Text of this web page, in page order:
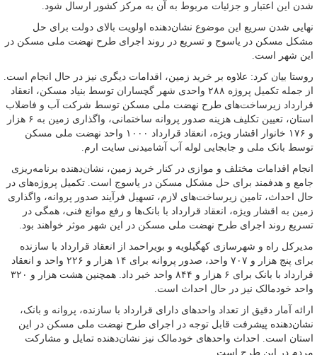
شدن این اعتبار و جزئیات مربوط به آن به مرکز کشور ارسال شود.
نهایی شدن سریع این موضوع نشان‌دهنده اولویت بالای دولت برای حل
مشکل مسکن در یاسوج و تسریع در روند اجرای طرح نهضت ملی مسکن در
این شهر است.
روستا بیان کرد: علاوه بر خرید زمین، اقدامات دیگری نیز در حال انجام است.
از جمله تکمیل پروژه ۲۸۸ واحدی شهر گچساران توسط بنیاد مسکن، انعقاد
قرارداد زیرساخت‌های طرح نهضت ملی مسکن توسط شرکت آب و فاضلاب
استان، تعیین تکلیف هزینه صدور پروانه ساختمانی، واگذاری زمین به ۶ هزار
و ۱۷۶ خانوار اقشار ویژه، انعقاد قرارداد ۱۰۰۰ واحد نهضت ملی مسکن
توسط بانک ملی و جابجایی لوله آب آشامیدنی سایت ارم.
انجام اقدامات مختلف و موازی در کنار خرید زمین، نشان‌دهنده برنامه‌ریزی
جامع و هدفمند برای حل مشکل مسکن در یاسوج است. تکمیل پروژه‌های در
حال احداث، تامین زیرساخت‌های لازم، تسهیل فرآیند صدور پروانه، واگذاری
زمین به اقشار ویژه، انعقاد قرارداد با بانک‌ها و رفع موانع فنی، همگی در
تسریع روند اجرای طرح نهضت ملی مسکن در این شهر موثر خواهند بود.
مدیرکل راه و شهرسازی کهگیلویه و بویراحمد از انعقاد قرارداد با سازنده
برای پنج هزار و ۷۰۷ واحد، صدور پروانه برای ۱۴ هزار و ۲۲۶ واحد و انعقاد
قرارداد با بانک برای ۶ هزار و ۸۴۴ واحد خبر داد. همچنین هشت هزار و ۳۲۰
واحد خودمالک نیز در حال احداث است.
ارائه آمار دقیق از تعداد واحدهای دارای قرارداد با سازنده، پروانه و بانک،
نشان‌دهنده پیشرفت قابل توجه در اجرای طرح نهضت ملی مسکن در این
استان است. احداث واحدهای خودمالک نیز نشان‌دهنده تمایل و مشارکت
مردم در این طرح است.